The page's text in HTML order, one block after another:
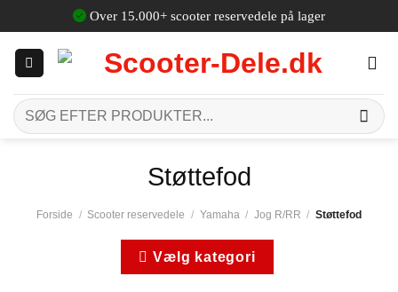
til
indhold
Over 15.000+ scooter reservedele på lager
Søg
efter:
Støttefod
Forside / Scooter reservedele / Yamaha / Jog R/RR / Støttefod
Vælg kategori